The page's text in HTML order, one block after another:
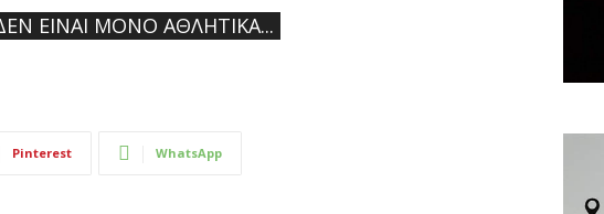
ΔΕΝ ΕΊΝΑΙ ΜΌΝΟ ΑΘΛΗΤΙΚΆ...
Pinterest WhatsApp